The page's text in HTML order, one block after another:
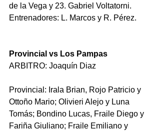
de la Vega y 23. Gabriel Voltatorni.
Entrenadores: L. Marcos y R. Pérez.
Provincial vs Los Pampas
ARBITRO: Joaquín Diaz
Provincial: Irala Brian, Rojo Patricio y
Ottoño Mario; Olivieri Alejo y Luna
Tomás; Bondino Lucas, Fraile Diego y
Fariña Giuliano; Fraile Emiliano y